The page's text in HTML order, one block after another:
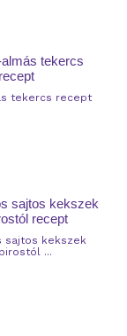
tekercs recept
sajtos kekszek
...